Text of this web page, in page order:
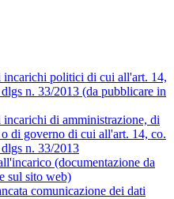
incarichi politici di cui all'art. 14,
n. 33/2013 (da pubblicare in
di amministrazione, di
di governo di cui all'art. 14, co.
n. 33/2013
(documentazione da
sul sito web)
comunicazione dei dati